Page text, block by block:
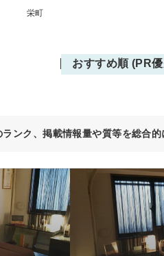
栄町
おすすめ順 (PR
ンク、掲載情報量や質等を総合的